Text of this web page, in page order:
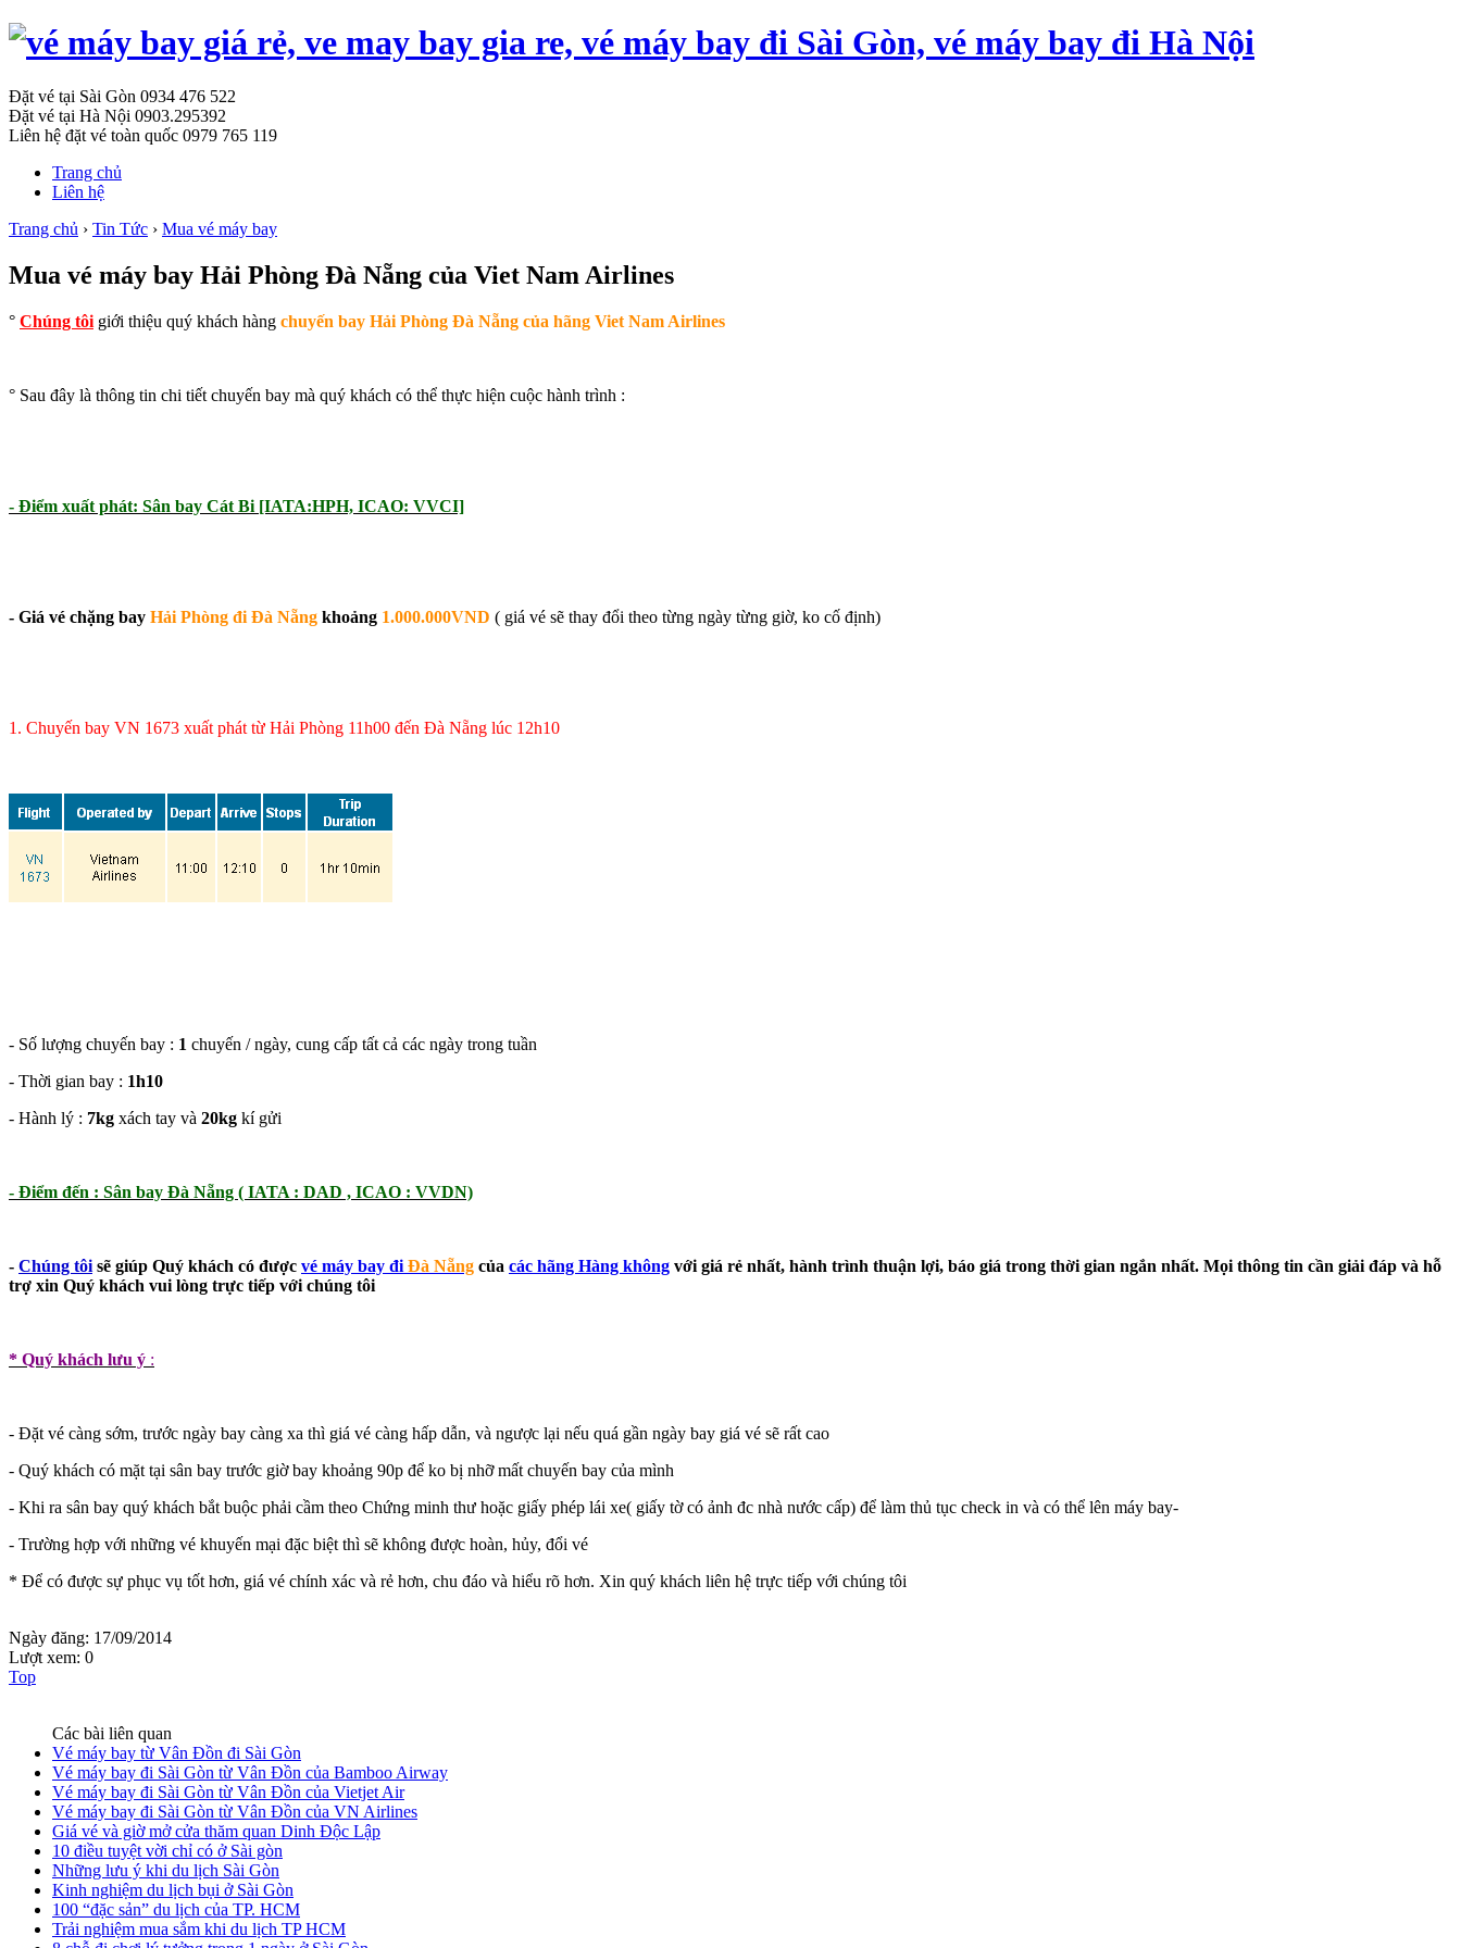
Đặt vé tại Sài Gòn 0934 476 522
Đặt vé tại Hà Nội 0903.295392
Liên hệ đặt vé toàn quốc 0979 765 119
Trang chủ
Liên hệ
Trang chủ › Tin Tức › Mua vé máy bay
Mua vé máy bay Hải Phòng Đà Nẵng của Viet Nam Airlines
° Chúng tôi giới thiệu quý khách hàng chuyến bay Hải Phòng Đà Nẵng của hãng Viet Nam Airlines
° Sau đây là thông tin chi tiết chuyến bay mà quý khách có thể thực hiện cuộc hành trình :
- Điểm xuất phát: Sân bay Cát Bi [IATA:HPH, ICAO: VVCI]
- Giá vé chặng bay Hải Phòng đi Đà Nẵng khoảng 1.000.000VND ( giá vé sẽ thay đổi theo từng ngày từng giờ, ko cố định)
1. Chuyến bay VN 1673 xuất phát từ Hải Phòng 11h00 đến Đà Nẵng lúc 12h10
- Số lượng chuyến bay : 1 chuyến / ngày, cung cấp tất cả các ngày trong tuần
- Thời gian bay : 1h10
- Hành lý : 7kg xách tay và 20kg kí gửi
- Điểm đến : Sân bay Đà Nẵng ( IATA : DAD , ICAO : VVDN)
- Chúng tôi sẽ giúp Quý khách có được vé máy bay đi Đà Nẵng của các hãng Hàng không với giá rẻ nhất, hành trình thuận lợi, báo giá trong thời gian ngắn nhất. Mọi thông tin cần giải đáp và hỗ
trợ xin Quý khách vui lòng trực tiếp với chúng tôi
* Quý khách lưu ý :
- Đặt vé càng sớm, trước ngày bay càng xa thì giá vé càng hấp dẫn, và ngược lại nếu quá gần ngày bay giá vé sẽ rất cao
- Quý khách có mặt tại sân bay trước giờ bay khoảng 90p để ko bị nhỡ mất chuyến bay của mình
- Khi ra sân bay quý khách bắt buộc phải cầm theo Chứng minh thư hoặc giấy phép lái xe( giấy tờ có ảnh đc nhà nước cấp) để làm thủ tục check in và có thể lên máy bay-
- Trường hợp với những vé khuyến mại đặc biệt thì sẽ không được hoàn, hủy, đổi vé
* Để có được sự phục vụ tốt hơn, giá vé chính xác và rẻ hơn, chu đáo và hiểu rõ hơn. Xin quý khách liên hệ trực tiếp với chúng tôi
Ngày đăng: 17/09/2014
Lượt xem: 0
Top
Các bài liên quan
Vé máy bay từ Vân Đồn đi Sài Gòn
Vé máy bay đi Sài Gòn từ Vân Đồn của Bamboo Airway
Vé máy bay đi Sài Gòn từ Vân Đồn của Vietjet Air
Vé máy bay đi Sài Gòn từ Vân Đồn của VN Airlines
Giá vé và giờ mở cửa thăm quan Dinh Độc Lập
10 điều tuyệt vời chỉ có ở Sài gòn
Những lưu ý khi du lịch Sài Gòn
Kinh nghiệm du lịch bụi ở Sài Gòn
100 “đặc sản” du lịch của TP. HCM
Trải nghiệm mua sắm khi du lịch TP HCM